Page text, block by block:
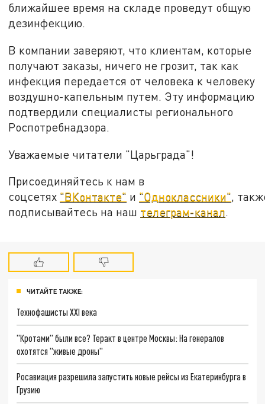
ближайшее время на складе проведут общую
дезинфекцию.
В компании заверяют, что клиентам, которые
получают заказы, ничего не грозит, так как
инфекция передается от человека к человеку
воздушно-капельным путем. Эту информацию
подтвердили специалисты регионального
Роспотребнадзора.
Уважаемые читатели "Царьграда"!
Присоединяйтесь к нам в
соцсетях "ВКонтакте" и "Одноклассники",
подписывайтесь на наш телеграм-канал.
ЧИТАЙТЕ ТАКЖЕ:
Технофашисты XXI века
"Кротами" были все? Теракт в центре Москвы: На генералов
охотятся "живые дроны"
Росавиация разрешила запустить новые рейсы из Екатеринбурга в
Грузию